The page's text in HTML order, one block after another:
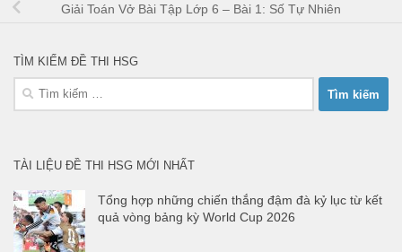
Giải Toán Vở Bài Tập Lớp 6 – Bài 1: Số Tự Nhiên
TÌM KIẾM ĐỀ THI HSG
Tìm
kiếm
TÀI LIỆU ĐỀ THI HSG MỚI NHẤT
Tổng hợp những chiến thắng đậm đà kỷ lục từ kết
quả vòng bảng kỳ World Cup 2026